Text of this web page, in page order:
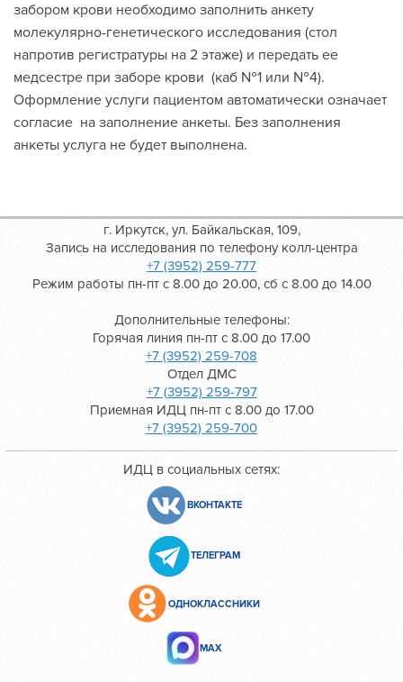
забором крови необходимо заполнить анкету
молекулярно-генетического исследования (стол
напротив регистратуры на 2 этаже) и передать ее
медсестре при заборе крови (каб №1 или №4).
Оформление услуги пациентом автоматически означает
согласие на заполнение анкеты. Без заполнения
анкеты услуга не будет выполнена.
г. Иркутск, ул. Байкальская, 109,
Запись на исследования по телефону колл-центра
+7 (3952) 259-777
Режим работы пн-пт с 8.00 до 20.00, сб с 8.00 до 14.00
Дополнительные телефоны:
Горячая линия пн-пт с 8.00 до 17.00
+7 (3952) 259-708
Отдел ДМС
+7 (3952) 259-797
Приемная ИДЦ пн-пт с 8.00 до 17.00
+7 (3952) 259-700
ИДЦ в социальных сетях:
ВКОНТАКТЕ
ТЕЛЕГРАМ
ОДНОКЛАССНИКИ
МАХ